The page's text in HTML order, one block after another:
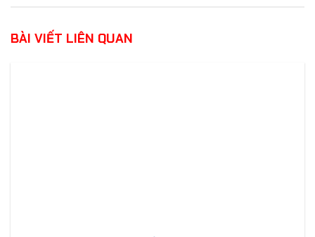
BÀI VIẾT LIÊN QUAN